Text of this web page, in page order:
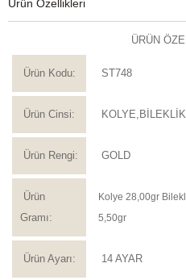
Ürün Özellikleri
ÜRÜN
Ürün Kodu: ST748
Ürün Cinsi:
Ürün Rengi: GOLD
Ürün
Gramı:
Kolye 28,00gr
5,50gr
Ürün Ayarı: 14 AYAR